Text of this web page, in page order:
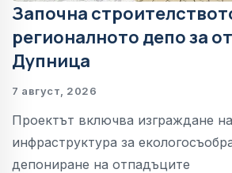
Започна
регионалното депо за
Дупница
7 август, 2026
Проектът включва изграждане
инфраструктура за
депониране на отпадъците